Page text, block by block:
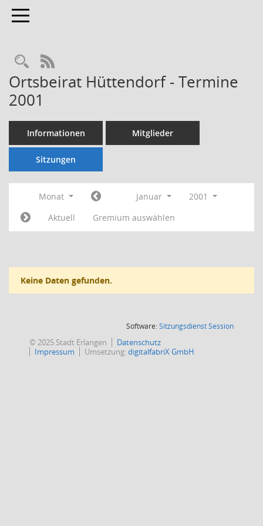
Toggle navigation
Rechercheauswahl
RSS-Feed
Ortsbeirat Hüttendorf - Termine
2001
Informationen Mitglieder
Sitzungen
Monat Januar
2001
Aktuell
Gremium auswählen
Keine Daten gefunden.
Software:SitzungsdienstSession(Wird in
© 2025 Stadt Erlangen
Datenschutz
Impressum
Umsetzung:digitalfabriX GmbH